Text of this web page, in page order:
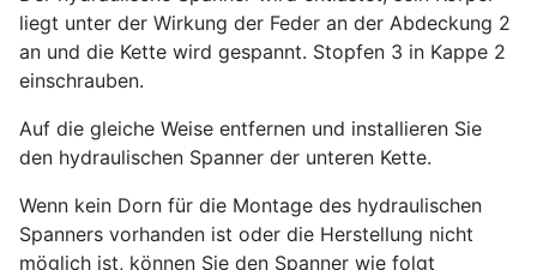
liegt unter der Wirkung der Feder an der Abdeckung 2
an und die Kette wird gespannt. Stopfen 3 in Kappe 2
einschrauben.
Auf die gleiche Weise entfernen und installieren Sie
den hydraulischen Spanner der unteren Kette.
Wenn kein Dorn für die Montage des hydraulischen
Spanners vorhanden ist oder die Herstellung nicht
möglich ist, können Sie den Spanner wie folgt